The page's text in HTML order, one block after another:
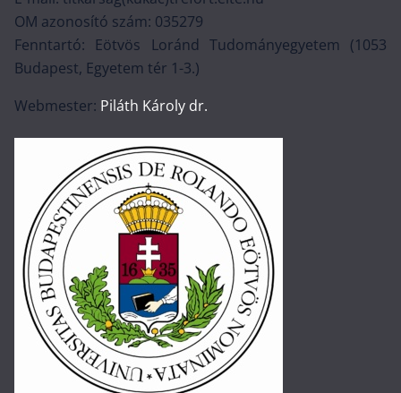
OM azonosító szám: 035279
Fenntartó: Eötvös Loránd Tudományegyetem (1053
Budapest, Egyetem tér 1-3.)
Webmester: Piláth Károly dr.